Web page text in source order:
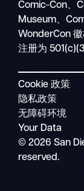
Comic-Con、
Museum、
WonderCon
注册为
Cookie 政策
隐私政策
无障碍环境
Your Data
© 2026 San
reserved.